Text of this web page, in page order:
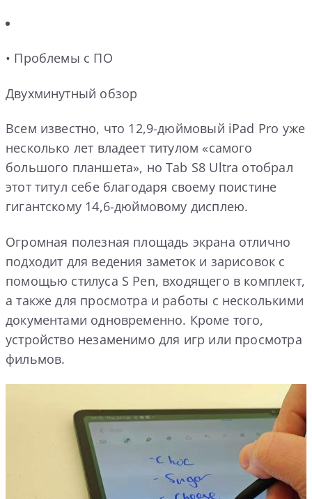
• Проблемы с ПО
Двухминутный обзор
Всем известно, что 12,9-дюймовый iPad Pro уже
несколько лет владеет титулом «самого
большого планшета», но Tab S8 Ultra отобрал
этот титул себе благодаря своему поистине
гигантскому 14,6-дюймовому дисплею.
Огромная полезная площадь экрана отлично
подходит для ведения заметок и зарисовок с
помощью стилуса S Pen, входящего в комплект,
а также для просмотра и работы с несколькими
документами одновременно. Кроме того,
устройство незаменимо для игр или просмотра
фильмов.